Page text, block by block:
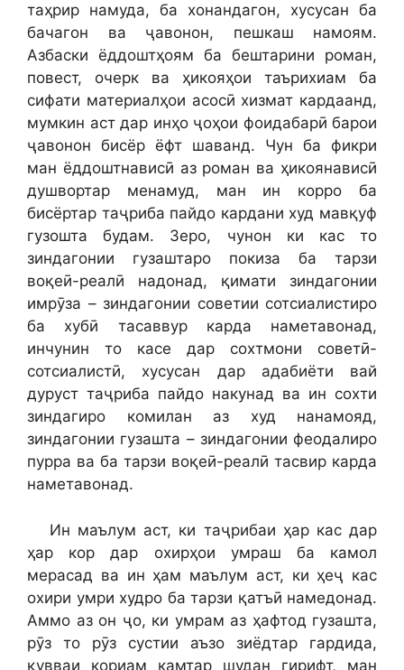
таҳрир намуда, ба хонандагон, хусусан ба
бачагон ва ҷавонон, пешкаш намоям.
Азбаски ёддоштҳоям ба бештарини роман,
повест, очерк ва ҳикояҳои таърихиам ба
сифати материалҳои асосӣ хизмат кардаанд,
мумкин аст дар инҳо ҷоҳои фоидабарӣ барои
ҷавонон бисёр ёфт шаванд. Чун ба фикри
ман ёддоштнависӣ аз роман ва ҳикоянависӣ
душвортар менамуд, ман ин корро ба
бисёртар таҷриба пайдо кардани худ мавқуф
гузошта будам. Зеро, чунон ки кас то
зиндагонии гузаштаро покиза ба тарзи
воқеӣ-реалӣ надонад, қимати зиндагонии
имрӯза – зиндагонии советии сотсиалистиро
ба хубӣ тасаввур карда наметавонад,
инчунин то касе дар сохтмони советӣ-
сотсиалистӣ, хусусан дар адабиёти вай
дуруст таҷриба пайдо накунад ва ин сохти
зиндагиро комилан аз худ нанамояд,
зиндагонии гузашта – зиндагонии феодалиро
пурра ва ба тарзи воқеӣ-реалӣ тасвир карда
наметавонад.
Ин маълум аст, ки таҷрибаи ҳар кас дар
ҳар кор дар охирҳои умраш ба камол
мерасад ва ин ҳам маълум аст, ки ҳеҷ кас
охири умри худро ба тарзи қатъӣ намедонад.
Аммо аз он ҷо, ки умрам аз ҳафтод гузашта,
рӯз то рӯз сустии аъзо зиёдтар гардида,
қувваи кориам камтар шудан гирифт, ман